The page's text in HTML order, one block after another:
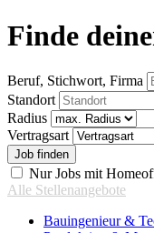
Finde
Beruf, Stichwort, Firma
Standort
Radius
Vertragsart
Nur Jobs mit
Alle Stellenangebote
Bauingenieur &